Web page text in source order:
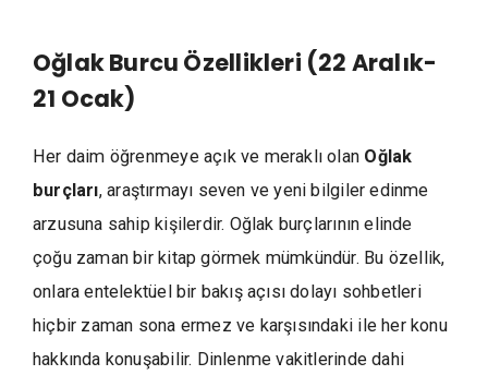
Oğlak Burcu Özellikleri (22 Aralık-
21 Ocak)
Her daim öğrenmeye açık ve meraklı olan Oğlak
burçları, araştırmayı seven ve yeni bilgiler edinme
arzusuna sahip kişilerdir. Oğlak burçlarının elinde
çoğu zaman bir kitap görmek mümkündür. Bu özellik,
onlara entelektüel bir bakış açısı dolayı sohbetleri
hiçbir zaman sona ermez ve karşısındaki ile her konu
hakkında konuşabilir. Dinlenme vakitlerinde dahi